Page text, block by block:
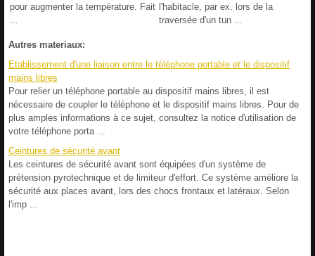
pour augmenter la température. Fait l'habitacle, par ex. lors de la
traversée d'un tun ...
Autres materiaux:
Etablissement d'une liaison entre le téléphone portable et le dispositif
mains libres
Pour relier un téléphone portable au dispositif mains libres, il est
nécessaire de coupler le téléphone et le dispositif mains libres. Pour de
plus amples informations à ce sujet, consultez la notice d'utilisation de
votre téléphone porta ...
Ceintures de sécurité avant
Les ceintures de sécurité avant sont équipées d'un système de
prétension pyrotechnique et de limiteur d'effort. Ce système améliore la
sécurité aux places avant, lors des chocs frontaux et latéraux. Selon
l'imp ...